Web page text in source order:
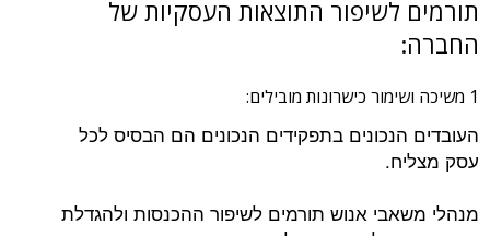
תורמים לשיפור התוצאות העסקיות של
החברה:
1 משיכה ושימור כישרונות מובילים:
העובדים הנכונים בתפקידים הנכונים הם הבסיס לכל
עסק מצליח.
מנהלי משאבי אנוש תורמים לשיפור ההכנסות ולהגדלת